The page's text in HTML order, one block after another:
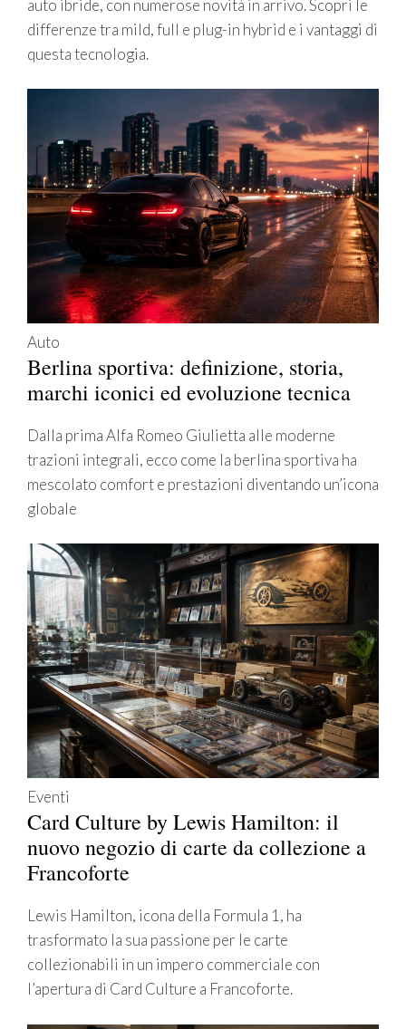
auto ibride, con numerose novità in arrivo. Scopri le
differenze tra mild, full e plug-in hybrid e i vantaggi di
questa tecnologia.
Auto
Berlina sportiva: definizione, storia,
marchi iconici ed evoluzione tecnica
Dalla prima Alfa Romeo Giulietta alle moderne
trazioni integrali, ecco come la berlina sportiva ha
mescolato comfort e prestazioni diventando un’icona
globale
Eventi
Card Culture by Lewis Hamilton: il
nuovo negozio di carte da collezione a
Francoforte
Lewis Hamilton, icona della Formula 1, ha
trasformato la sua passione per le carte
collezionabili in un impero commerciale con
l’apertura di Card Culture a Francoforte.